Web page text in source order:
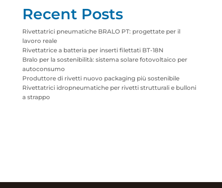
Recent Posts
Rivettatrici pneumatiche BRALO PT: progettate per il
lavoro reale
Rivettatrice a batteria per inserti filettati BT-18N
Bralo per la sostenibilità: sistema solare fotovoltaico per
autoconsumo
Produttore di rivetti nuovo packaging più sostenibile
Rivettatrici idropneumatiche per rivetti strutturali e bulloni
a strappo